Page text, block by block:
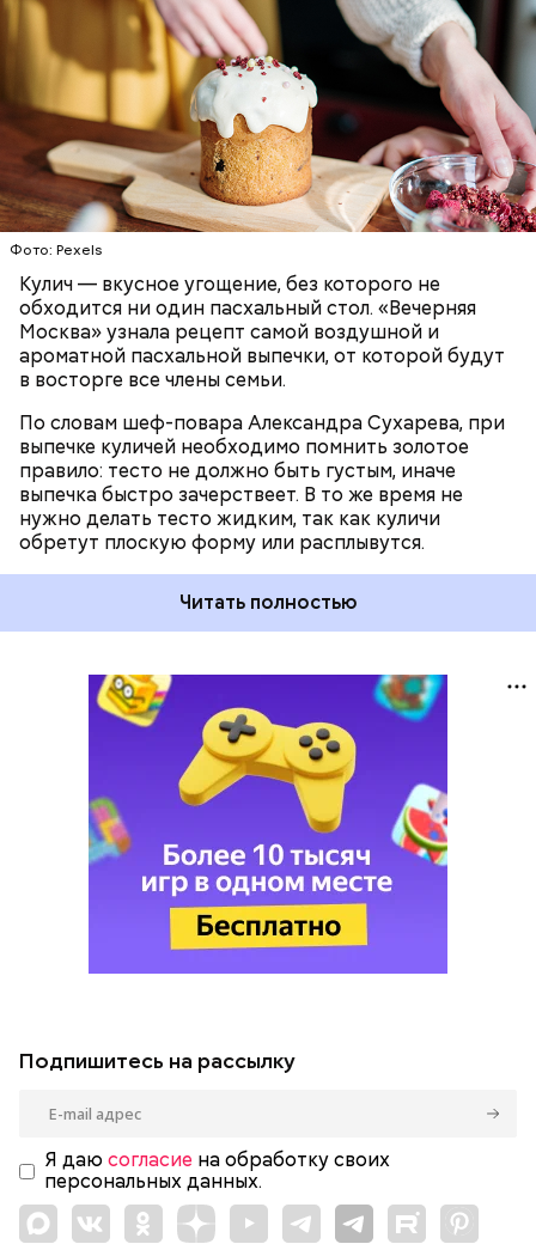
Фото: Pexels
Кулич — вкусное угощение, без которого не
обходится ни один пасхальный стол. «Вечерняя
Москва» узнала рецепт самой воздушной и
ароматной пасхальной выпечки, от которой будут
в восторге все члены семьи.
По словам шеф-повара Александра Сухарева, при
выпечке куличей необходимо помнить золотое
правило: тесто не должно быть густым, иначе
выпечка быстро зачерствеет. В то же время не
нужно делать тесто жидким, так как куличи
обретут плоскую форму или расплывутся.
Первый необычный рецепт кулича несколько
отличается от классической рецептуры, так как
содержит нестандартную начинку:
Читать полностью
ПРАЗДНИКИ РЕЦЕПТЫ ПАСХА
Подпишитесь на рассылку
Я даю согласие на обработку своих
персональных данных.